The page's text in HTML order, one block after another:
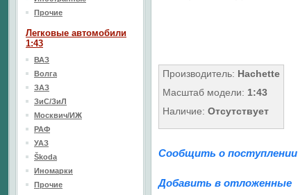
Производитель: Hachette
Масштаб модели: 1:43
Наличие: Отсутствует
Сообщить о поступлении
Добавить в отложенные
Прочие
Легковые автомобили
1:43
ВАЗ
Волга
ЗАЗ
ЗиС/ЗиЛ
Москвич/ИЖ
РАФ
УАЗ
Škoda
Иномарки
Прочие